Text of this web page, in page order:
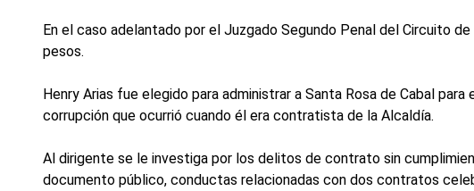
En el caso adelantado por el Juzgado Segundo Penal del Circuito
pesos.
Henry Arias fue elegido para administrar a Santa Rosa de Cabal
corrupción que ocurrió cuando él era contratista de la Alcaldía.
Al dirigente se le investiga por los delitos de contrato sin
documento público, conductas relacionadas con dos contratos